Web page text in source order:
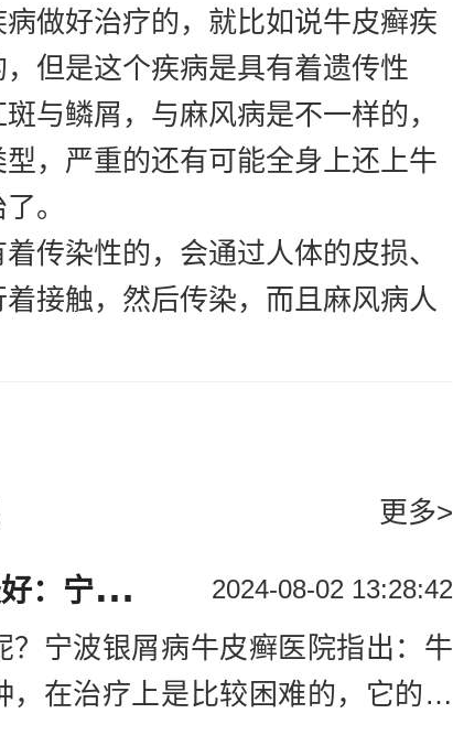
做好治疗的，就比如说牛皮癣疾
但是这个疾病是具有着遗传性
与鳞屑，与麻风病是不一样的，
，严重的还有可能全身上还上牛
。
染性的，会通过人体的皮损、
接触，然后传染，而且麻风病人
这个也是比较常见的类型了，在
是小包，然后出现红斑、鳞屑
们是在寻常型牛皮癣的基础上，
疗，治疗拖延比较久，慢慢引发
更多>
头
有银屑病用什么洗最好：宁波哪家医院能确定银屑病 2024-08-02 13:28:42
？宁波银屑病牛皮癣医院指出：牛
在治疗上是比较困难的，它的形